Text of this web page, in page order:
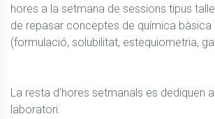
hores a la setmana de sessions tipus
de repasar conceptes de química bàsica
(formulació, solubilitat, estequiometria,
La resta d'hores setmanals es dediquen
laboratori.